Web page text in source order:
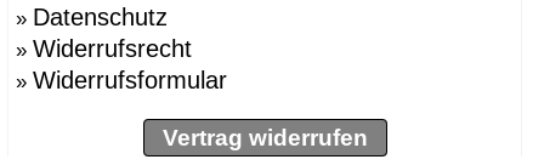
»Berti, Enzo
Besau Marguerre , St
»Biokamine, Safretti
»Biscaro, Giorgio
BOLLES+WILSON
» Datenschutz
» Widerrufsrecht
» Widerrufsformular
Vertrag widerrufen